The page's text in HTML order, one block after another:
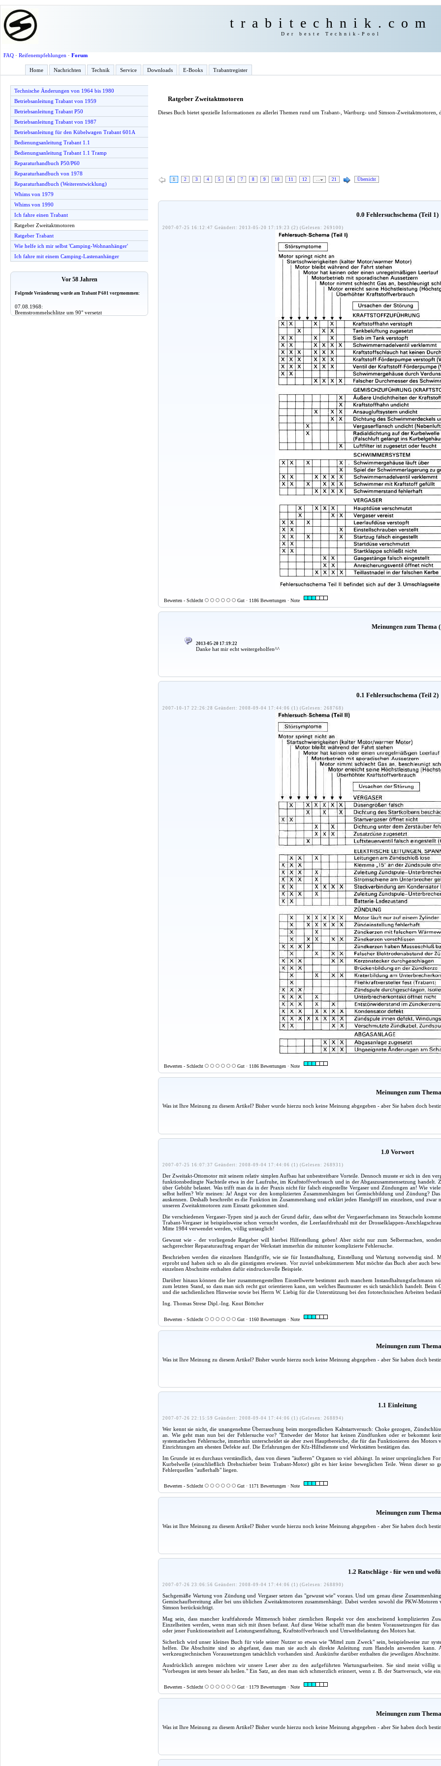
trabitechnik.com
Der beste Technik-Pool
FAQ· Reifenempfehlungen · Forum
Home Nachrichten Technik Service Downloads E-Books Trabantregister
Technische Änderungen von 1964 bis 1980
Betriebsanleitung Trabant von 1959
Betriebsanleitung Trabant P50
Betriebsanleitung Trabant von 1987
Betriebsanleitung für den Kübelwagen Trabant 601A
Bedienungsanleitung Trabant 1.1
Bedienungsanleitung Trabant 1.1 Tramp
Reparaturhandbuch P50/P60
Reparaturhandbuch von 1978
Reparaturhandbuch (Weiterentwicklung)
Whims von 1979
Whims von 1990
Ich fahre einen Trabant
Ratgeber Zweitaktmotoren
Ratgeber Trabant
Wie helfe ich mir selbst 'Camping-Wohnanhänger'
Ich fahre mit einem Camping-Lastenanhänger
Vor 58 Jahren
Folgende Veränderung wurde am Trabant P 601 vorgenommen:
07.08.1968:
Bremstrommelschlitze um 90° versetzt
Ratgeber Zweitaktmotoren
Dieses Buch bietet spezielle Informationen zu allerlei Themen rund um Trabant-, Wartburg- und Simson-Zweitaktmotoren,
1 2 3 4 5 6 7 8 9 10 11 12 … 21 Übersicht
0.0 Fehlersuchschema (Teil 1)
2007-07-25 16:12:47 Geändert: 2013-05-20 17:19:23 (2) (Gelesen: 269100)
Bewerten - Schlecht Gut · 1186 Bewertungen · Note
Meinungen zum Thema
2013-05-20 17:19:22
Danke hat mir echt weitergeholfen^^
0.1 Fehlersuchschema (Teil 2)
2007-10-17 22:26:28 Geändert: 2008-09-04 17:44:06 (1) (Gelesen: 268768)
Bewerten - Schlecht Gut · 1186 Bewertungen · Note
Meinungen zum Thema
Was ist Ihre Meinung zu diesem Artikel? Bisher wurde hierzu noch keine Meinung abgegeben - aber Sie haben doch
1.0 Vorwort
2007-07-25 16:07:37 Geändert: 2008-09-04 17:44:06 (1) (Gelesen: 268931)
Der Zweitakt-Ottomotor mit seinem relativ simplen Aufbau hat unbestreitbare Vorteile. Dennoch musste er sich in den
funktionsbedingte Nachteile etwa in der Laufruhe, im Kraftstoffverbrauch und in der Abgaszusammensetzung
über Gebühr belastet. Was trifft man da in der Praxis nicht für falsch eingestellte Vergaser und Zündungen an! Wie
selbst helfen? Wir meinen: Ja! Angst vor den komplizierten Zusammenhängen bei Gemischbildung und Zündung?
auskennen. Deshalb beschreibt es die Funktion im Zusammenhang und erklärt jeden Handgriff im einzelnen, und
unseren Zweitaktmotoren zum Einsatz gekommen sind.
Die verschiedenen Vergaser-Typen sind ja auch der Grund dafür, dass selbst der Vergaserfachmann ins Straucheln
Trabant-Vergaser ist beispielsweise schon versucht worden, die Leerlaufdrehzahl mit der Drosselklappen-
Mitte 1984 verwendet werden, völlig untauglich!
Gewusst wie - der vorliegende Ratgeber will hierbei Hilfestellung geben! Aber nicht nur zum Selbermachen,
sachgerechter Reparaturauftrag erspart der Werkstatt immerhin die mitunter komplizierte Fehlersuche.
Beschrieben werden die einzelnen Handgriffe, wie sie für Instandhaltung, Einstellung und Wartung notwendig sind.
erprobt und haben sich so als die günstigsten erwiesen. Vor zuviel unbekümmertem Mut möchte das Buch aber auch
einzelnen Abschnitte enthalten dafür eindrucksvolle Beispiele.
Darüber hinaus können die hier zusammengestellten Einstellwerte bestimmt auch manchem Instandhaltungsfachmann
zum letzten Stand, so dass man sich recht gut orientieren kann, um welches Baumuster es sich tatsächlich handelt.
und die sachdienlichen Hinweise sowie bei Herrn W. Liebig für die Unterstützung bei den fototechnischen Arbeiten
Ing. Thomas Strese Dipl.-Ing. Knut Böttcher
Bewerten - Schlecht Gut · 1160 Bewertungen · Note
Meinungen zum Thema
Was ist Ihre Meinung zu diesem Artikel? Bisher wurde hierzu noch keine Meinung abgegeben - aber Sie haben doch
1.1 Einleitung
2007-07-26 22:15:59 Geändert: 2008-09-04 17:44:06 (1) (Gelesen: 268894)
Wer kennt sie nicht, die unangenehme Überraschung beim morgendlichen Kaltstartversuch: Choke gezogen,
an. Wie geht man nun bei der Fehlersuche vor? "Entweder der Motor hat keinen Zündfunken oder er bekommt
systematischen Fehlersuche, immerhin unterscheidet sie aber zwei Hauptbereiche, die für das Funktionieren des
Einrichtungen am ehesten Defekte auf. Die Erfahrungen der Kfz-Hilfsdienste und Werkstätten bestätigen das.
Im Grunde ist es durchaus verständlich, dass von diesen "äußeren" Organen so viel abhängt. In seiner ursprünglichen
Kurbelwelle (einschließlich Drehschieber beim Trabant-Motor) gibt es hier keine beweglichen Teile. Wenn dieser so
Fehlerquellen "außerhalb" liegen.
Bewerten - Schlecht Gut · 1171 Bewertungen · Note
Meinungen zum Thema
Was ist Ihre Meinung zu diesem Artikel? Bisher wurde hierzu noch keine Meinung abgegeben - aber Sie haben doch
1.2 Ratschläge - für wen und
2007-07-26 23:06:56 Geändert: 2008-09-04 17:44:06 (1) (Gelesen: 268890)
Sachgemäße Wartung von Zündung und Vergaser setzen das "gewusst wie" voraus. Und um genau diese
Gemischaufbereitung aller bei uns üblichen Zweitaktmotoren zusammenhängt. Dabei werden sowohl die PKW-
Simson berücksichtigt.
Mag sein, dass mancher kraftfahrende Mitmensch bisher ziemlichen Respekt vor den anscheinend komplizierten
Einzelheiten werden, wenn man sich mit ihnen befasst. Auf diese Weise schafft man die besten Voraussetzungen für
oder jener Funktionseinheit auf Leistungsentfaltung, Kraftstoffverbrauch und Umweltbelastung des Motors hat.
Sicherlich wird unser kleines Buch für viele seiner Nutzer so etwas wie "Mittel zum Zweck" sein, beispielsweise zur
helfen. Die Abschnitte sind so abgefasst, dass man sie auch als direkte Anleitung zum Handeln anwenden
werkzeugtechnischen Voraussetzungen tatsächlich vorhanden sind. Auskünfte darüber enthalten die jeweiligen Abschnitte.
Ausdrücklich anregen möchten wir unsere Leser aber zu den aufgeführten Wartungsarbeiten. Sie sind meist
"Vorbeugen ist stets besser als heilen." Ein Satz, an den man sich schmerzlich erinnert, wenn z. B. der Startversuch, wie
Bewerten - Schlecht Gut · 1179 Bewertungen · Note
Meinungen zum Thema
Was ist Ihre Meinung zu diesem Artikel? Bisher wurde hierzu noch keine Meinung abgegeben - aber Sie haben doch